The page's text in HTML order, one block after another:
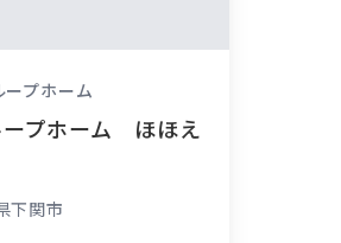
ープホーム
ープホーム ほほえ
下関市